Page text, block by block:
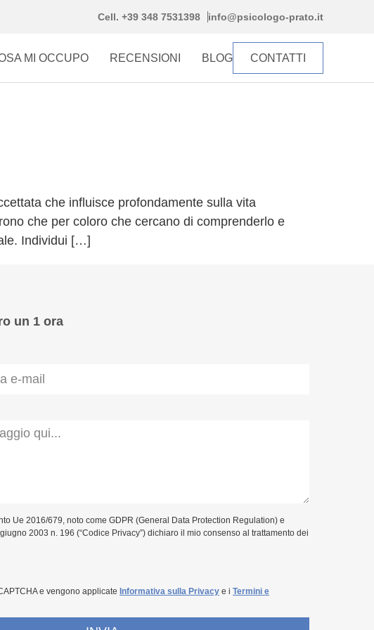
Cell. +39 348 7531398 info@psicologo-prato.it
MI OCCUPO RECENSIONI BLOG CONTATTI
che influisce profondamente sulla vita
che per coloro che cercano di comprenderlo e
Individui […]
un 1 ora
Ue 2016/679, noto come GDPR (General Data Protection Regulation) e
2003 n. 196 (“Codice Privacy”) dichiaro il mio consenso al trattamento dei
e vengono applicate Informativa sulla Privacy e i Termini e